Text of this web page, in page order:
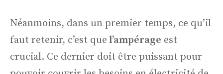
Néanmoins, dans un premier temps, ce qu’il
faut retenir, c’est que l’ampérage est
crucial. Ce dernier doit être puissant pour